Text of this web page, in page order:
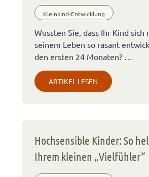
Kleinkind-Entwicklung
Wussten Sie, dass Ihr Kind sich
seinem Leben so rasant
den ersten 24 Monaten? …
ARTIKEL LESEN
Hochsensible Kinder: So
Ihrem kleinen „Vielfühler“